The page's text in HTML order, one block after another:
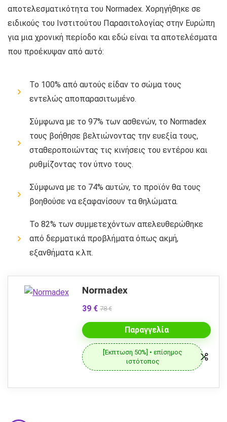
αποτελεσματικότητα του Normadex. Χορηγήθηκε σε
ειδικούς του Ινστιτούτου Παρασιτολογίας στην Ευρώπη
για μια χρονική περίοδο και εδώ είναι τα αποτελέσματα
που προέκυψαν από αυτό:
Το 100% από αυτούς είδαν το σώμα τους
εντελώς αποπαρασιτωμένο.
Σύμφωνα με το 97% των ασθενών, το Normadex
τους βοήθησε βελτιώνοντας την ευεξία τους,
σταθεροποιώντας τις κινήσεις του εντέρου και
ρυθμίζοντας τον ύπνο τους.
Σύμφωνα με το 74% αυτών, το προϊόν θα τους
βοηθούσε να εξαφανίσουν τα θηλώματα.
Το 82% των συμμετεχόντων απελευθερώθηκε
από δερματικά προβλήματα όπως ακμή,
εξανθήματα κ.λπ.
Normadex
39 € 78 €
Παραγγελία
[Έκπτωση 50%] • επίσημος
ιστότοπος